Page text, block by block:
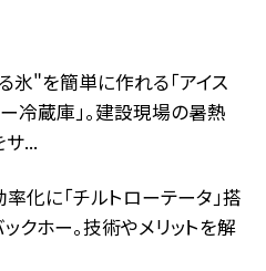
氷"を簡単に作れる「アイス
冷蔵庫」。建設現場の暑熱
...
化に「チルトローテータ」搭
クホー。技術やメリットを解